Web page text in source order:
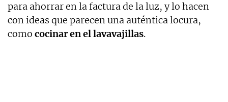
para ahorrar en la factura de la luz, y lo hacen
con ideas que parecen una auténtica locura,
como cocinar en el lavavajillas.